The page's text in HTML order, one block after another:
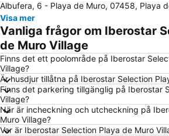
El Molinar
Portixol
Stranden Cala Millor
Centre
Palma City Sightseeing
Puerto Soller Strand
Platja de
Palma Akvarium
Les Meravelles
Can
Rambla dels Ducs de Palma de Mallorca
Playa
Cala Deiá
Sa Seu
Albufera, 6 - Playa de Muro, 07458, Playa
Visa mer
Vanliga frågor om Iberostar
de Muro Village
Finns det ett poolområde på Iberostar
Village?
Är husdjur tillåtna på Iberostar Selection
Finns det parkering tillgänglig på Iberostar
Village?
När är incheckning och utcheckning på
Muro Village?
Var är Iberostar Selection Playa de Muro